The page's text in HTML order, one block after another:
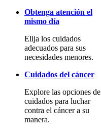
Obtenga atención el
mismo día
Elija los cuidados
adecuados para sus
necesidades menores.
Cuidados del cáncer
Explore las opciones de
cuidados para luchar
contra el cáncer a su
manera.